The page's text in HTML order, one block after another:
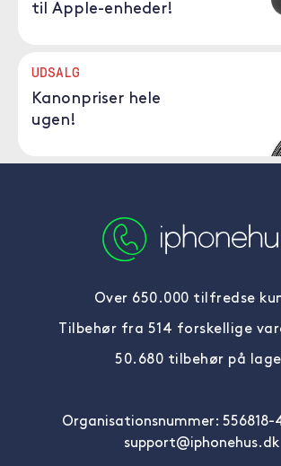
til Apple-enheder!
UDSALG
Kanonpriser hele
ugen!
Over 650.000 tilfredse
Tilbehør fra 514 forskellige
50.680 tilbehør på
Organisationsnummer: 556818-
support@iphonehus.dk